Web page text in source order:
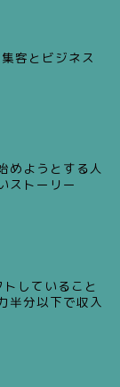
客とビジネス
めようとする人
ストーリー
していること
半分以下で収入